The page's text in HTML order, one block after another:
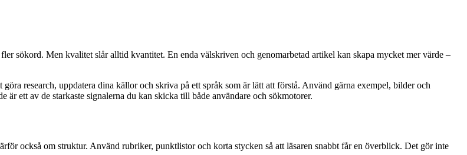
sökord. Men kvalitet slår alltid kvantitet. En enda välskriven och genomarbetad artikel kan skapa mycket mer värde –
research, uppdatera dina källor och skriva på ett språk som är lätt att förstå. Använd gärna exempel, bilder och
ett av de starkaste signalerna du kan skicka till både användare och sökmotorer.
också om struktur. Använd rubriker, punktlistor och korta stycken så att läsaren snabbt får en överblick. Det gör inte